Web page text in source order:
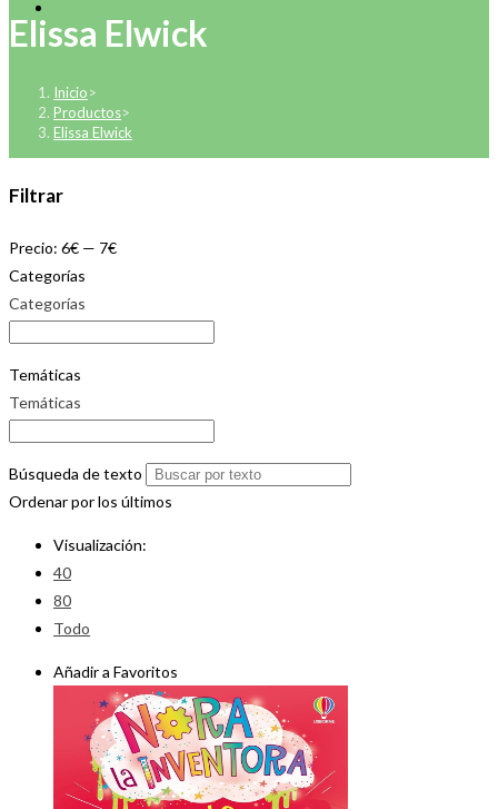
Elissa Elwick
Inicio>
Productos>
Elissa Elwick
Filtrar
Precio: 6€ — 7€
Categorías
Categorías
Temáticas
Temáticas
Búsqueda de texto
Ordenar por los últimos
Visualización:
40
80
Todo
Añadir a Favoritos